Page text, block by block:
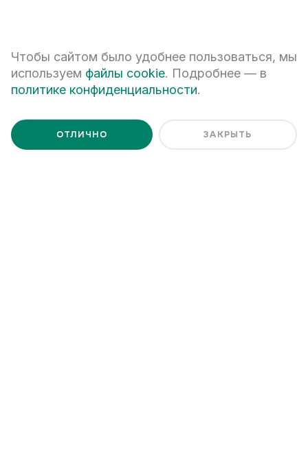
Я ознакомлен с
Политикой обработки персональных данных
Чтобы сайтом было удобнее пользоваться, мы
используем файлы cookie. Подробнее — в
политике конфиденциальности.
ОТЛИЧНО ЗАКРЫТЬ